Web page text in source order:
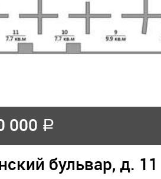
000 a
бульвар, д. 11